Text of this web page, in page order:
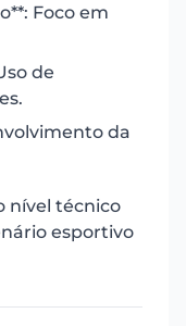
Foco em
de
da
nível técnico
esportivo